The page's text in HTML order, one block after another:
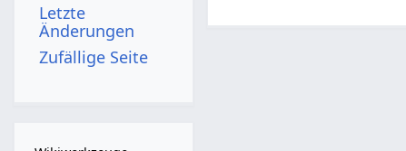
Letzte
Änderungen
Zufällige Seite